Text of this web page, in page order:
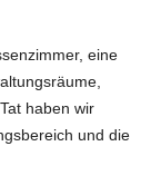
eine
haben wir
und die